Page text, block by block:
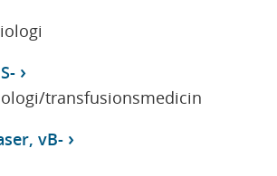
transfusionsmedicin
vB-